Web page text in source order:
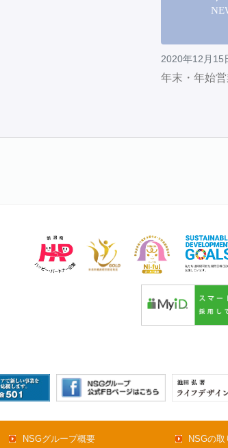
2020年12月15
年末・年始
NSGグループ概要 NSGの取